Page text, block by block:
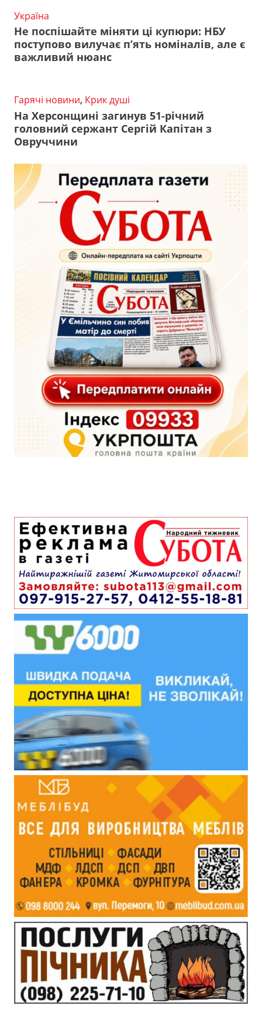
Україна
Не поспішайте міняти ці купюри: НБУ
поступово вилучає п’ять номіналів, але є
важливий нюанс
Гарячі новини, Крик душі
На Херсонщині загинув 51-річний
головний сержант Сергій Капітан з
Овруччини